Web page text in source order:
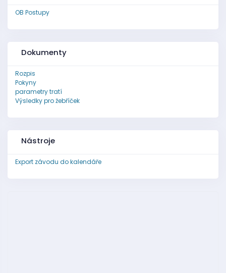
OB Postupy
Dokumenty
Rozpis
Pokyny
parametry tratí
Výsledky pro žebříček
Nástroje
Export závodu do kalendáře